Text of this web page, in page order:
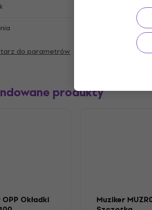
Funk,
do parametrów
produkty
OPP Okładki
Muziker